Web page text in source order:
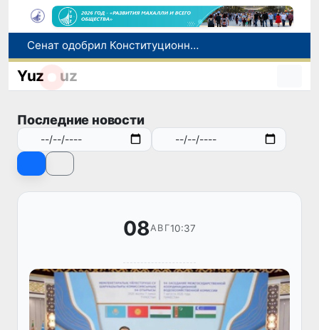
Сенат одобрил Конституционный закон о правовом статусе Администрации Президента Республики Узбекистан
В Ташкенте задержали подозреваемых в распространении крупной партии наркотиков
Страны Центральной Азии одобрили проект автоматизированного учета воды в бассейне Сырдарьи
Yuz uz
Последние новости
08АВГ10:37